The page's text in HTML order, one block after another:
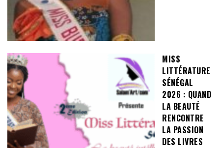
MISS
LITTÉRATURE
SÉNÉGAL
2026 : QUAND
LA BEAUTÉ
RENCONTRE
LA PASSION
DES LIVRES